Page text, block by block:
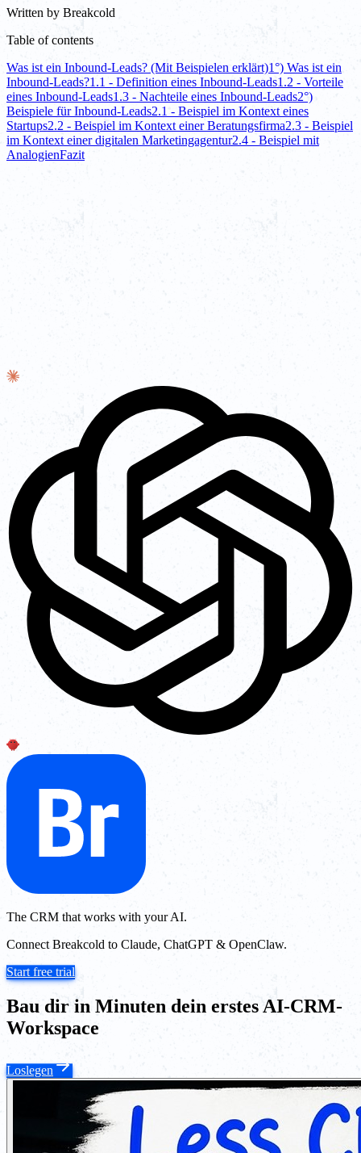
Written by Breakcold
Table of contents
Was ist ein Inbound-Leads? (Mit Beispielen erklärt)1°) Was ist ein
Inbound-Leads?1.1 - Definition eines Inbound-Leads1.2 - Vorteile
eines Inbound-Leads1.3 - Nachteile eines Inbound-Leads2°)
Beispiele für Inbound-Leads2.1 - Beispiel im Kontext eines
Startups2.2 - Beispiel im Kontext einer Beratungsfirma2.3 - Beispiel
im Kontext einer digitalen Marketingagentur2.4 - Beispiel mit
AnalogienFazit
The CRM that works with your AI.
Connect Breakcold to Claude, ChatGPT & OpenClaw.
Start free trial
Bau dir in Minuten dein erstes AI-CRM-
Workspace
Loslegen